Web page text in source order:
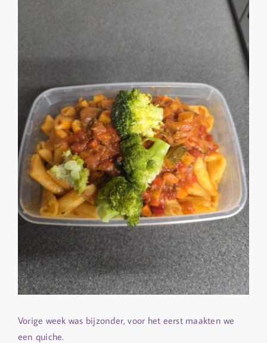
Vorige week was bijzonder, voor het eerst maakten we
een quiche.